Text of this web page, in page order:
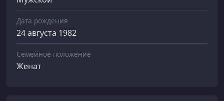
Дата рождения
24 августа 1982
Семейное положение
Женат